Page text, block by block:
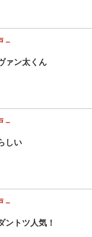
ァン太くん
しい
ントツ人気！